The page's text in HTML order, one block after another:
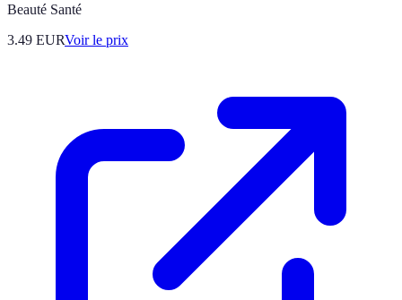
Beauté Santé
3.49 EURVoir le prix